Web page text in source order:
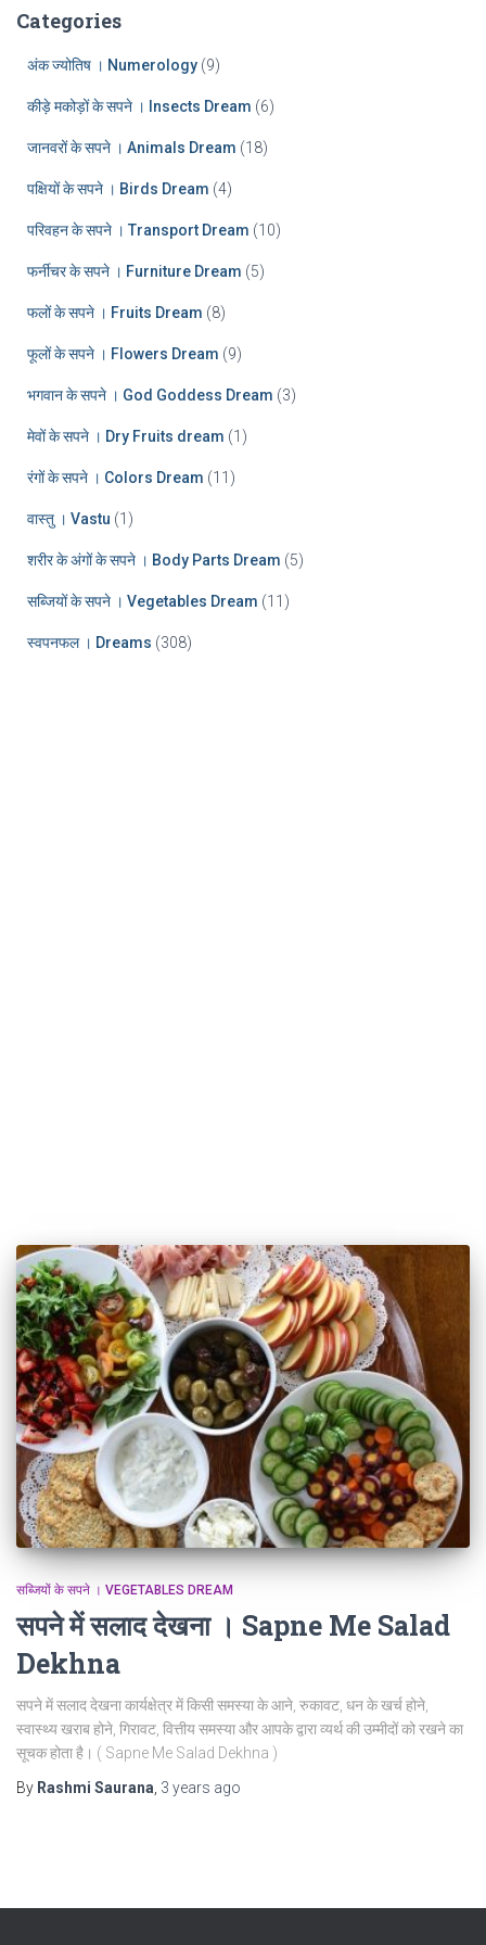
h
Categories
अंक ज्योतिष । Numerology (9)
कीड़े मकोड़ों के सपने । Insects Dream (6)
जानवरों के सपने । Animals Dream (18)
पक्षियों के सपने । Birds Dream (4)
परिवहन के सपने । Transport Dream (10)
फर्नीचर के सपने । Furniture Dream (5)
फलों के सपने । Fruits Dream (8)
फूलों के सपने । Flowers Dream (9)
भगवान के सपने । God Goddess Dream (3)
मेवों के सपने । Dry Fruits dream (1)
रंगों के सपने । Colors Dream (11)
वास्तु । Vastu (1)
शरीर के अंगों के सपने । Body Parts Dream (5)
सब्जियों के सपने । Vegetables Dream (11)
स्वपनफल । Dreams (308)
सब्जियों के सपने । VEGETABLES DREAM
सपने में सलाद देखना । Sapne Me Salad
Dekhna
सपने में सलाद देखना कार्यक्षेत्र में किसी समस्या के आने, रुकावट, धन के खर्च होने,
स्वास्थ्य खराब होने, गिरावट, वित्तीय समस्या और आपके द्वारा व्यर्थ की उम्मीदों को रखने का
सूचक होता है। ( Sapne Me Salad Dekhna )
By Rashmi Saurana 3 years ago